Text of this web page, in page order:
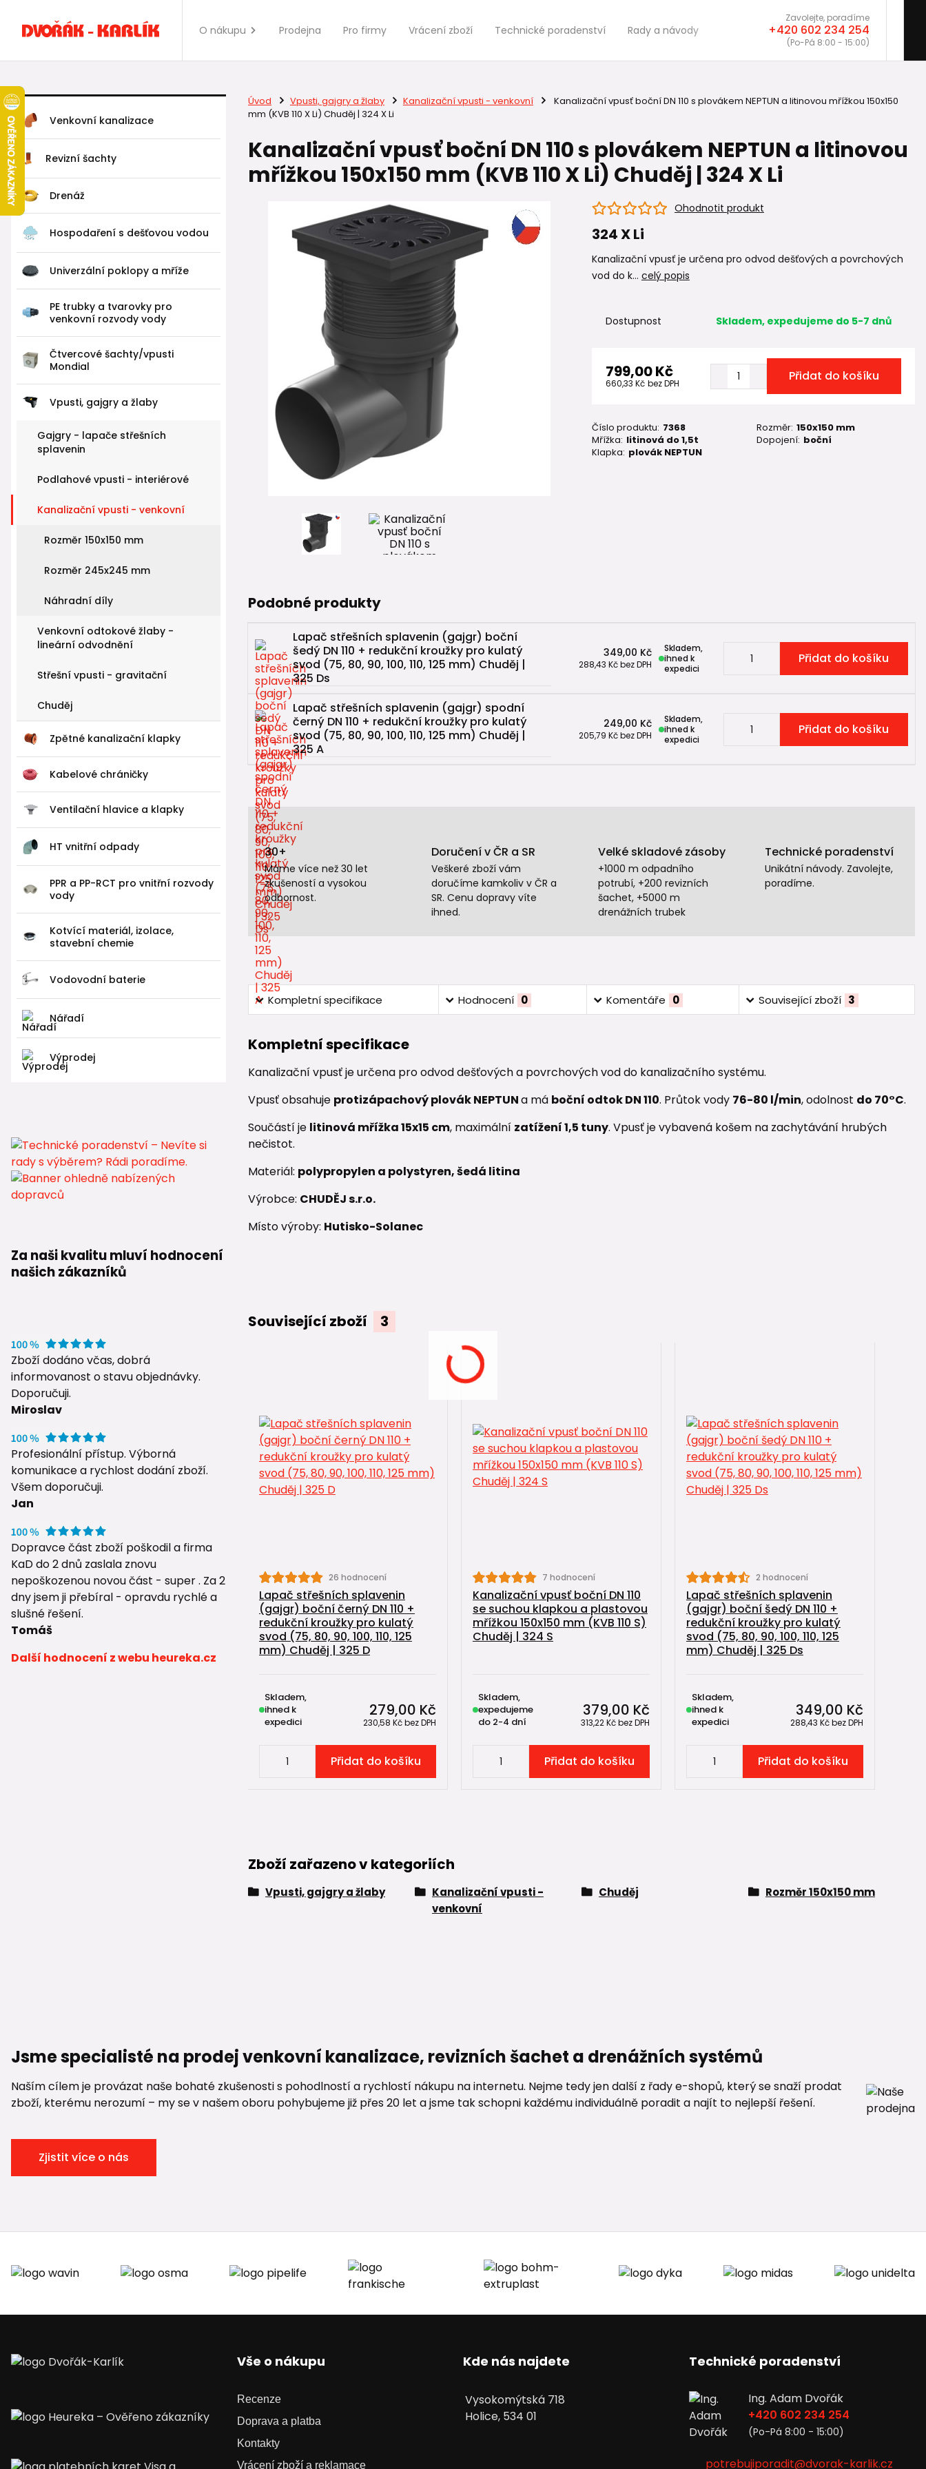
O nákupu Prodejna Pro firmy Vrácení zboží Technické poradenství Rady a návody
Zavolejte, poradíme
+420 602 234 254
(Po-Pá 8:00 - 15:00)
Venkovní kanalizace
Revizní šachty
Drenáž
Hospodaření s dešťovou vodou
Univerzální poklopy a mříže
PE trubky a tvarovky pro
venkovní rozvody vody
Čtvercové šachty/vpusti
Mondial
Vpusti, gajgry a žlaby
Gajgry - lapače střešních
splavenin
Podlahové vpusti - interiérové
Kanalizační vpusti - venkovní
Rozměr 150x150 mm
Rozměr 245x245 mm
Náhradní díly
Venkovní odtokové žlaby -
lineární odvodnění
Střešní vpusti - gravitační
Chuděj
Zpětné kanalizační klapky
Kabelové chráničky
Ventilační hlavice a klapky
HT vnitřní odpady
PPR a PP-RCT pro vnitřní rozvody
vody
Kotvící materiál, izolace,
stavební chemie
Vodovodní baterie
Nářadí
Výprodej
Za naši kvalitu mluví hodnocení
našich zákazníků
Zboží dodáno včas, dobrá
informovanost o stavu objednávky.
Doporučuji.
Miroslav
Profesionální přístup. Výborná
komunikace a rychlost dodání zboží.
Všem doporučuji.
Jan
Dopravce část zboží poškodil a firma
KaD do 2 dnů zaslala znovu
nepoškozenou novou část - super . Za 2
dny jsem ji přebíral - opravdu rychlé a
slušné řešení.
Tomáš
Další hodnocení z webu heureka.cz
Úvod Vpusti, gajgry a žlaby Kanalizační vpusti - venkovní
Kanalizační vpusť boční DN 110 s plovákem NEPTUN a litinovou mřížkou 150x150
mm (KVB 110 X Li) Chuděj | 324 X Li
Kanalizační vpusť boční DN 110 s plovákem NEPTUN a litinovou
mřížkou 150x150 mm (KVB 110 X Li) Chuděj | 324 X Li
Ohodnotit produkt
324 X Li
Kanalizační vpusť je určena pro odvod dešťových a povrchových
vod do k... celý popis
Dostupnost Skladem, expedujeme do 5-7 dnů
799,00 Kč
660,33 Kč bez DPH Přidat do košíku
Číslo produktu: 7368 Rozměr: 150x150 mm
Mřížka: litinová do 1,5t Dopojení: boční
Klapka: plovák NEPTUN
Podobné produkty
Lapač střešních splavenin (gajgr) boční
šedý DN 110 + redukční kroužky pro kulatý
svod (75, 80, 90, 100, 110, 125 mm) Chuděj |
325 Ds
349,00 Kč
288,43 Kčbez DPH
Skladem,
ihned k
expedici
Přidat do košíku
Lapač střešních splavenin (gajgr) spodní
černý DN 110 + redukční kroužky pro kulatý
svod (75, 80, 90, 100, 110, 125 mm) Chuděj |
325 A
249,00 Kč
205,79 Kčbez DPH
Skladem,
ihned k
expedici
Přidat do košíku
30+
Máme více než 30 let
zkušeností a vysokou
odbornost.
Doručení v ČR a SR
Veškeré zboží vám
doručíme kamkoliv v ČR a
SR. Cenu dopravy víte
ihned.
Velké skladové zásoby
+1000 m odpadního
potrubí, +200 revizních
šachet, +5000 m
drenážních trubek
Technické poradenství
Unikátní návody. Zavolejte,
poradíme.
Kompletní specifikace Hodnocení 0 Komentáře 0 Související zboží 3
Kompletní specifikace
Kanalizační vpusť je určena pro odvod dešťových a povrchových vod do kanalizačního systému.
Vpusť obsahuje protizápachový plovák NEPTUNa má boční odtok DN 110. Průtok vody 76-80 l/min, odolnost do 70°C.
Součástí je litinová mřížka 15x15 cm, maximální zatížení 1,5 tuny. Vpusť je vybavená košem na zachytávání hrubých
nečistot.
Materiál: polypropylen a polystyren, šedá litina
Výrobce: CHUDĚJ s.r.o.
Místo výroby: Hutisko-Solanec
Související zboží 3
26 hodnocení
Lapač střešních splavenin
(gajgr) boční černý DN 110 +
redukční kroužky pro kulatý
svod (75, 80, 90, 100, 110, 125
mm) Chuděj | 325 D
279,00 Kč
230,58 Kčbez DPH
Skladem,
ihned k
expedici
Přidat do košíku
7 hodnocení
Kanalizační vpusť boční DN 110
se suchou klapkou a plastovou
mřížkou 150x150 mm (KVB 110 S)
Chuděj | 324 S
379,00 Kč
313,22 Kčbez DPH
Skladem,
expedujeme
do 2-4 dní
Přidat do košíku
2 hodnocení
Lapač střešních splavenin
(gajgr) boční šedý DN 110 +
redukční kroužky pro kulatý
svod (75, 80, 90, 100, 110, 125
mm) Chuděj | 325 Ds
349,00 Kč
288,43 Kčbez DPH
Skladem,
ihned k
expedici
Přidat do košíku
Zboží zařazeno v kategoriích
Vpusti, gajgry a žlaby
Kanalizační vpusti -
venkovní
Chuděj Rozměr 150x150 mm
Jsme specialisté na prodej venkovní kanalizace, revizních šachet a drenážních systémů
Naším cílem je provázat naše bohaté zkušenosti s pohodlností a rychlostí nákupu na internetu. Nejme tedy jen další z řady e-shopů, který se snaží prodat
zboží, kterému nerozumí – my se v našem oboru pohybujeme již přes 20 let a jsme tak schopni každému individuálně poradit a najít to nejlepší řešení.
Zjistit více o nás
Vše o nákupu
Recenze
Doprava a platba
Kontakty
Vrácení zboží a reklamace
Kde nás najdete
Vysokomýtská 718
Holice, 534 01
Technické poradenství
Ing. Adam Dvořák
+420 602 234 254
(Po-Pá 8:00 - 15:00)
potrebujiporadit@dvorak-karlik.cz